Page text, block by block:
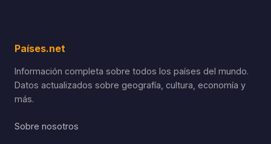
Países.net
Información completa sobre todos los países del mundo.
Datos actualizados sobre geografía, cultura, economía y
más.
Sobre nosotros